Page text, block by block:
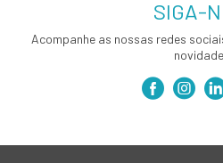
SIGA-
Acompanhe as nossas redes